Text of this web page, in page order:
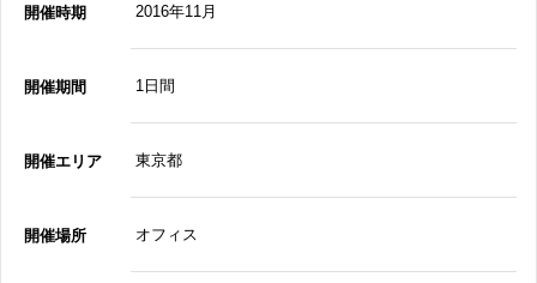
開催時期 2016年11月
開催期間 1日間
開催エリア 東京都
開催場所 オフィス